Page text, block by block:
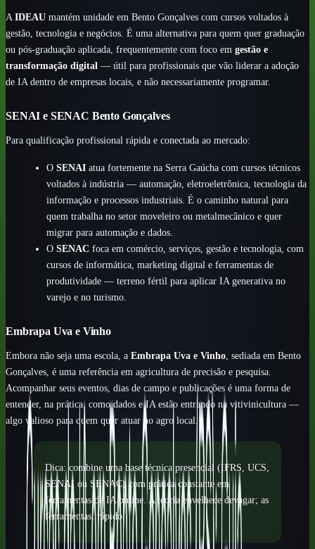
A IDEAU mantém unidade em Bento Gonçalves com cursos voltados à
gestão, tecnologia e negócios. É uma alternativa para quem quer graduação
ou pós-graduação aplicada, frequentemente com foco em gestão e
transformação digital — útil para profissionais que vão liderar a adoção
de IA dentro de empresas locais, e não necessariamente programar.
SENAI e SENAC Bento Gonçalves
Para qualificação profissional rápida e conectada ao mercado:
O SENAIatua fortemente na Serra Gaúcha com cursos técnicos
voltados à indústria — automação, eletroeletrônica, tecnologia da
informação e processos industriais. É o caminho natural para
quem trabalha no setor moveleiro ou metalmecânico e quer
migrar para automação e dados.
O SENAC foca em comércio, serviços, gestão e tecnologia, com
cursos de informática, marketing digital e ferramentas de
produtividade — terreno fértil para aplicar IA generativa no
varejo e no turismo.
Embrapa Uva e Vinho
Embora não seja uma escola, a Embrapa Uva e Vinho, sediada em Bento
Gonçalves, é uma referência em agricultura de precisão e pesquisa.
Acompanhar seus eventos, dias de campo e publicações é uma forma de
entender, na prática, como dados e IA estão entrando na vitivinicultura —
algo valioso para quem quer atuar no agro local.
Dica: combine uma base técnica presencial (IFRS, UCS,
SENAI ou SENAC) com prática constante em
ferramentas de IA online. A teoria envelhece devagar; as
ferramentas, rápido.